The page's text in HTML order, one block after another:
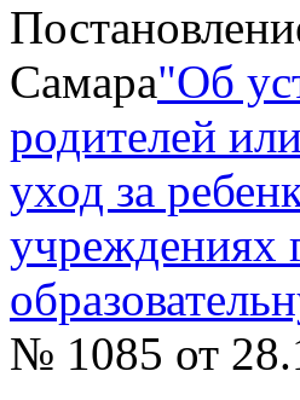
Самара"Об
родителей
уход за
учреждениях
№ 1085 от